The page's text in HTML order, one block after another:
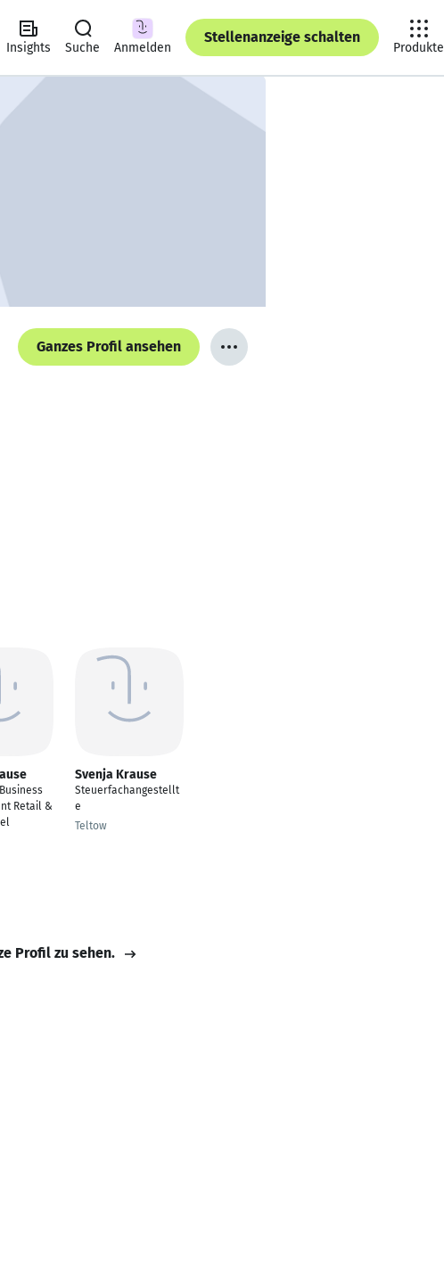
Insights Suche Anmelden
Stellenanzeige schalten
Produkte
Ganzes Profil ansehen
Retail &
Svenja Krause
Steuerfachangestellt
e
Teltow
Profil zu sehen.